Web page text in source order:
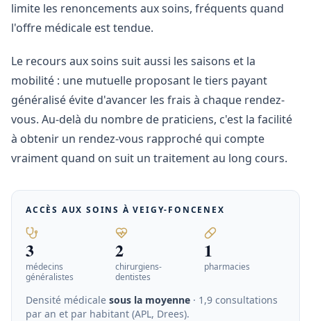
limite les renoncements aux soins, fréquents quand
l'offre médicale est tendue.
Le recours aux soins suit aussi les saisons et la
mobilité : une mutuelle proposant le tiers payant
généralisé évite d'avancer les frais à chaque rendez-
vous. Au-delà du nombre de praticiens, c'est la facilité
à obtenir un rendez-vous rapproché qui compte
vraiment quand on suit un traitement au long cours.
ACCÈS AUX SOINS ÀVEIGY-FONCENEX
3
médecins
généralistes
2
chirurgiens-
dentistes
1
pharmacies
Densité médicale sous la moyenne · 1,9 consultations
par an et par habitant (APL, Drees).